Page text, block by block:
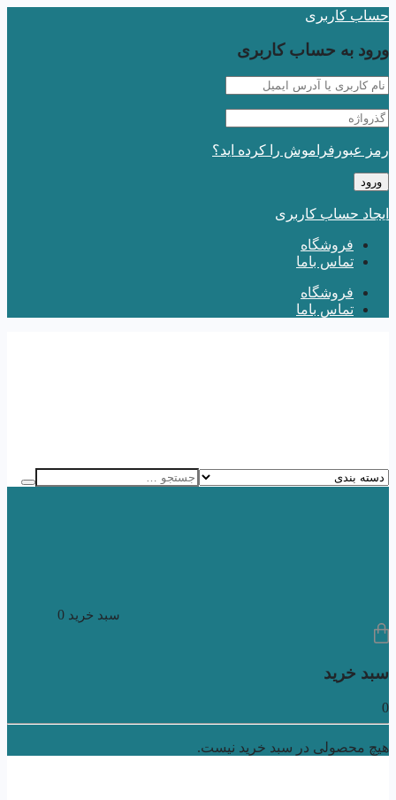
حساب کاربری
ورود به حساب کاربری
رمز عبورفراموش را کرده اید؟
ایجاد حساب کاربری
فروشگاه
تماس باما
فروشگاه
تماس باما
سبد خرید 0
سبد خرید
0
هیچ محصولی در سبد خرید نیست.